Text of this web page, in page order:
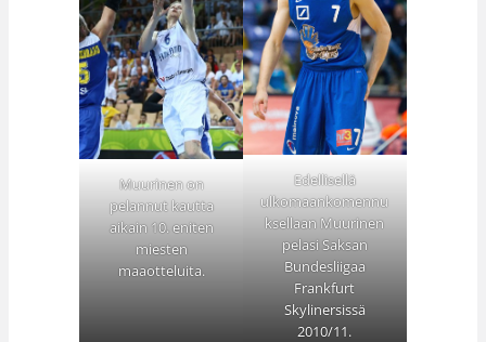
Muurinen on
pelannut kautta
aikain 10. eniten
miesten
maaotteluita.
Edellisellä
ulkomaankomennu
ksellaan Muurinen
pelasi Saksan
Bundesliigaa
Frankfurt
Skylinersissä
2010/11.